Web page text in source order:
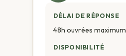
DÉLAI DE RÉPONSE
48h ouvrées maximum
DISPONIBILITÉ